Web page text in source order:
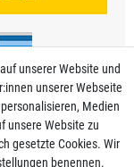
unserer Website und
unserer Webseite
Medien
unsere Website zu
gesetzte Cookies. Wir
benennen.